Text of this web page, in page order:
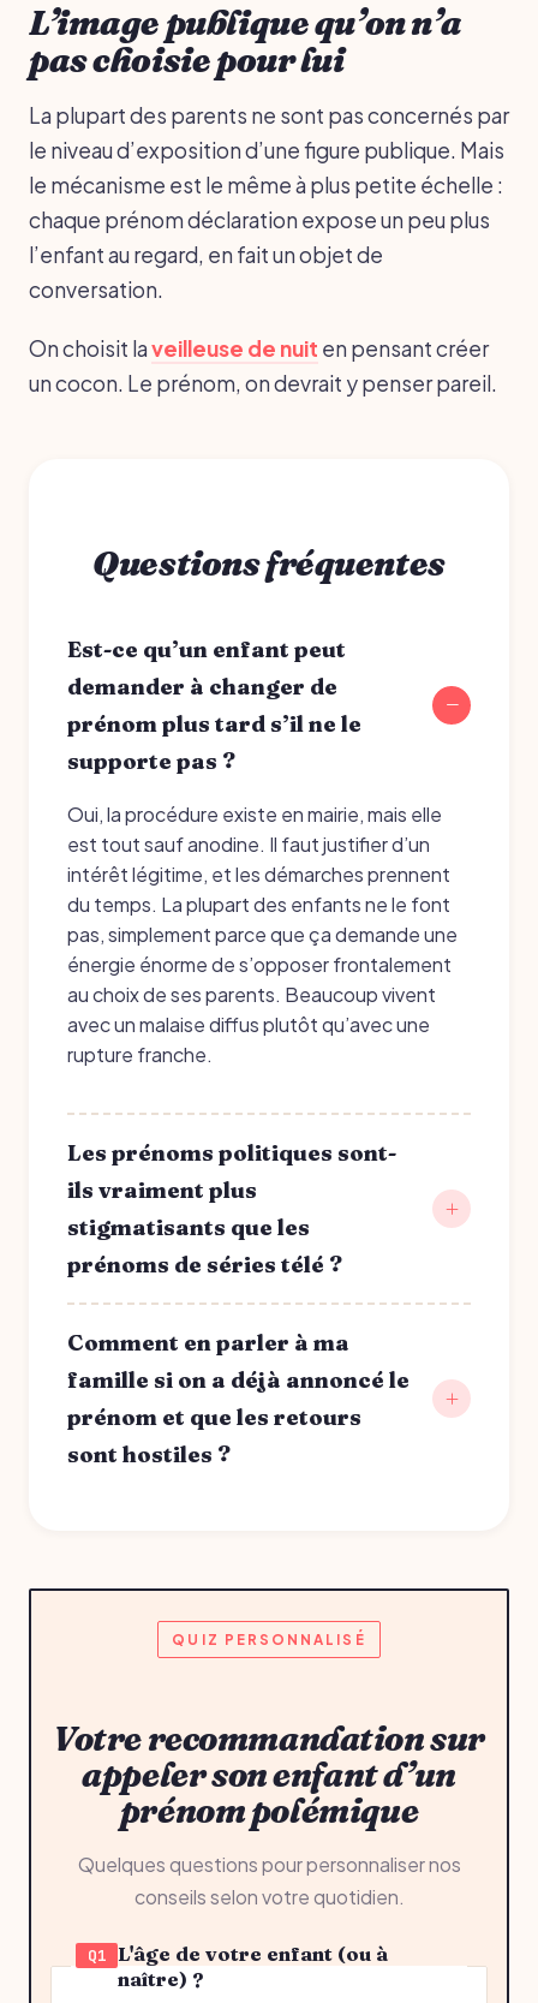
L’image publique qu’on n’a
pas choisie pour lui
La plupart des parents ne sont pas concernés par
le niveau d’exposition d’une figure publique. Mais
le mécanisme est le même à plus petite échelle :
chaque prénom déclaration expose un peu plus
l’enfant au regard, en fait un objet de
conversation.
On choisit laveilleuse de nuit en pensant créer
un cocon. Le prénom, on devrait y penser pareil.
Questions fréquentes
Est-ce qu’un enfant peut
demander à changer de
prénom plus tard s’il ne le
supporte pas ?
Oui, la procédure existe en mairie, mais elle
est tout sauf anodine. Il faut justifier d’un
intérêt légitime, et les démarches prennent
du temps. La plupart des enfants ne le font
pas, simplement parce que ça demande une
énergie énorme de s’opposer frontalement
au choix de ses parents. Beaucoup vivent
avec un malaise diffus plutôt qu’avec une
rupture franche.
Les prénoms politiques sont-
ils vraiment plus
stigmatisants que les
prénoms de séries télé ?
Comment en parler à ma
famille si on a déjà annoncé le
prénom et que les retours
sont hostiles ?
QUIZ PERSONNALISÉ
Votre recommandation sur
appeler son enfant d’un
prénom polémique
Quelques questions pour personnaliser nos
conseils selon votre quotidien.
Q1
L'âge de votre enfant (ou à
naître) ?